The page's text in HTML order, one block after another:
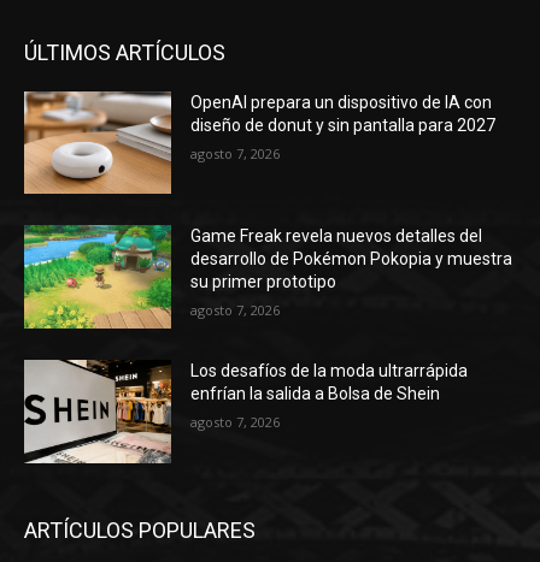
ÚLTIMOS ARTÍCULOS
OpenAI prepara un dispositivo de IA con
diseño de donut y sin pantalla para 2027
agosto 7, 2026
Game Freak revela nuevos detalles del
desarrollo de Pokémon Pokopia y muestra
su primer prototipo
agosto 7, 2026
Los desafíos de la moda ultrarrápida
enfrían la salida a Bolsa de Shein
agosto 7, 2026
ARTÍCULOS POPULARES